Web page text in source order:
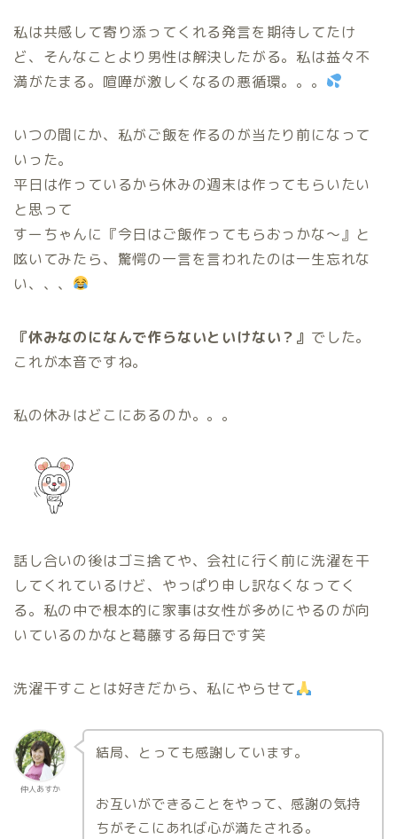
私は共感して寄り添ってくれる発言を期待してたけ
ど、そんなことより男性は解決したがる。私は益々不
満がたまる。喧嘩が激しくなるの悪循環。。。
いつの間にか、私がご飯を作るのが当たり前になって
いった。
平日は作っているから休みの週末は作ってもらいたい
と思って
すーちゃんに『今日はご飯作ってもらおっかな〜』と
呟いてみたら、驚愕の一言を言われたのは一生忘れな
い、、、
『休みなのになんで作らないといけない？』 でした。
これが本音ですね。
私の休みはどこにあるのか。。。
話し合いの後はゴミ捨てや、会社に行く前に洗濯を干
してくれているけど、やっぱり申し訳なくなってく
る。私の中で根本的に家事は女性が多めにやるのが向
いているのかなと葛藤する毎日です笑
洗濯干すことは好きだから、私にやらせて
仲人あすか
結局、とっても感謝しています。
お互いができることをやって、感謝の気持
ちがそこにあれば心が満たされる。